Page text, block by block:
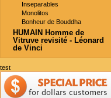
Inseparables
Monolitos
Bonheur de Bouddha
HUMAIN Homme de
Vitruve revisité - Léonard
de Vinci
test